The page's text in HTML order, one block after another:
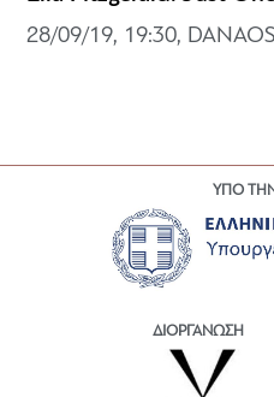
28/09/19, 19:30,
ΥΠΟ ΤΗΝ
ΔΙΟΡΓΑΝΩΣΗ